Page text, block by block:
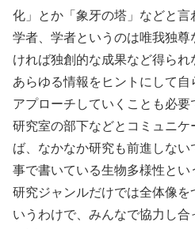
化」とか「象牙の塔」などと
学者、学者というのは唯我独
ければ独創的な成果など得られ
あらゆる情報をヒントにして
アプローチしていくことも必要
研究室の部下などとコミュニ
ば、なかなか研究も前進しな
事で書いている生物多様性と
研究ジャンルだけでは全体像を
いうわけで、みんなで協力し